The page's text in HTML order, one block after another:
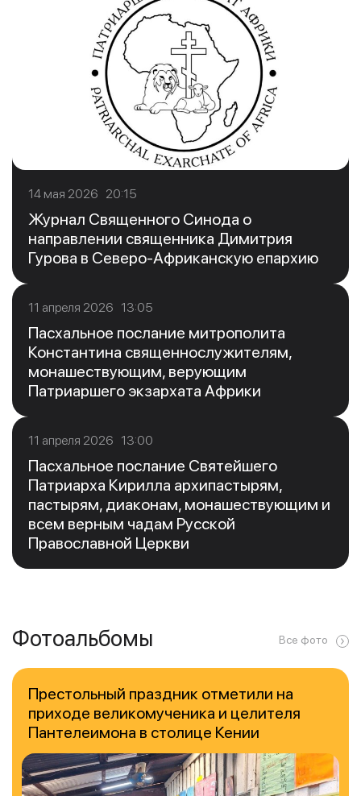
14 мая 2026 20:15
Журнал Священного Синода о
направлении священника Димитрия
Гурова в Северо-Африканскую епархию
11 апреля 2026 13:05
Пасхальное послание митрополита
Константина священнослужителям,
монашествующим, верующим
Патриаршего экзархата Африки
11 апреля 2026 13:00
Пасхальное послание Святейшего
Патриарха Кирилла архипастырям,
пастырям, диаконам, монашествующим и
всем верным чадам Русской
Православной Церкви
Фотоальбомы Все фото
Престольный праздник отметили на
приходе великомученика и целителя
Пантелеимона в столице Кении